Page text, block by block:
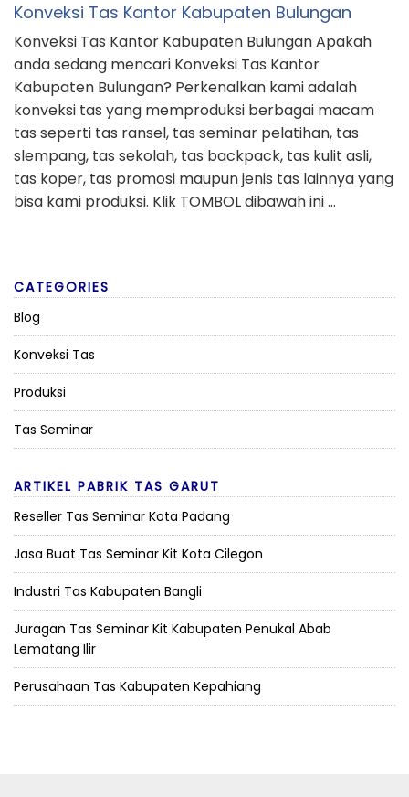
Konveksi Tas Kantor Kabupaten Bulungan
Konveksi Tas Kantor Kabupaten Bulungan Apakah
anda sedang mencari Konveksi Tas Kantor
Kabupaten Bulungan? Perkenalkan kami adalah
konveksi tas yang memproduksi berbagai macam
tas seperti tas ransel, tas seminar pelatihan, tas
slempang, tas sekolah, tas backpack, tas kulit asli,
tas koper, tas promosi maupun jenis tas lainnya yang
bisa kami produksi. Klik TOMBOL dibawah ini …
CATEGORIES
Blog
Konveksi Tas
Produksi
Tas Seminar
ARTIKEL PABRIK TAS GARUT
Reseller Tas Seminar Kota Padang
Jasa Buat Tas Seminar Kit Kota Cilegon
Industri Tas Kabupaten Bangli
Juragan Tas Seminar Kit Kabupaten Penukal Abab
Lematang Ilir
Perusahaan Tas Kabupaten Kepahiang